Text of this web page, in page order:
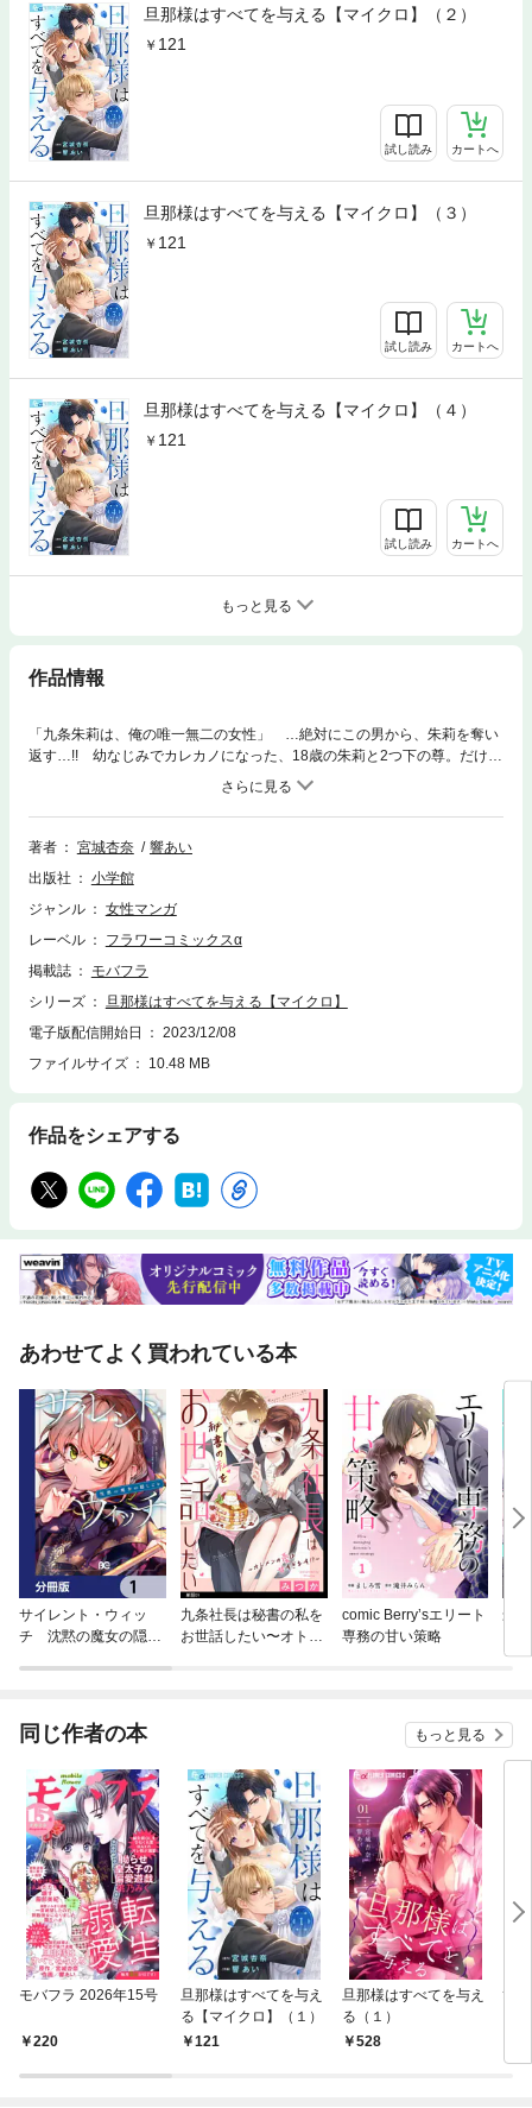
旦那様はすべてを与える【マイクロ】（２）
121
試し読み カートへ
旦那様はすべてを与える【マイクロ】（３）
121
試し読み カートへ
旦那様はすべてを与える【マイクロ】（４）
121
試し読み カートへ
もっと見る
作品情報
「九条朱莉は、俺の唯一無二の女性」 …絶対にこの男から、朱莉を奪い
返す…!! 幼なじみでカレカノになった、18歳の朱莉と2つ下の尊。だけ
ど、この恋はもう終わり…。朱莉の父の借金の肩代わりを条件に、朱莉は
大企業の社長・大河内京介と結婚することに。しかし傷心の尊の前に京介
が現れ、想定外の申し出を!?
著者
宮城杏奈
響あい
出版社
小学館
ジャンル
女性マンガ
レーベル
フラワーコミックスα
掲載誌
モバフラ
シリーズ
旦那様はすべてを与える【マイクロ】
電子版配信開始日
2023/12/08
ファイルサイズ
10.48 MB
作品をシェアする
あわせてよく買われている本
サイレント・ウィッ
チ 沈黙の魔女の隠し
九条社長は秘書の私を
お世話したい〜オトメ
comic Berry’sエリート
専務の甘い策略
最
同じ作者の本 もっと見る
モバフラ 2026年15号
220
旦那様はすべてを与え
る【マイクロ】（１）
121
旦那様はすべてを与え
る（１）
528
ひ